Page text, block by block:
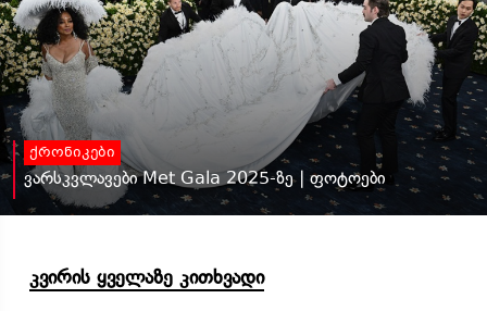
ქრონიკები
ვარსკვლავები Met Gala 2025-ზე | ფოტოები
კვირის ყველაზე კითხვადი